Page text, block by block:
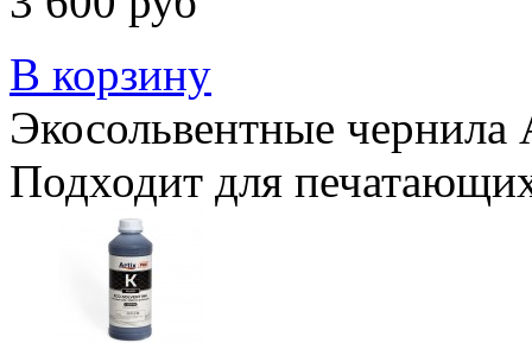
В корзину
Экосольвентные
Подходит для